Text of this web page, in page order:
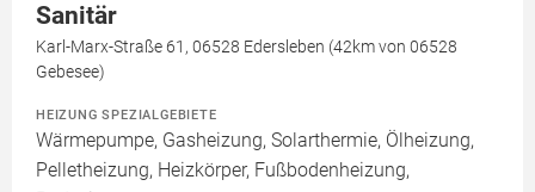
Sanitär
Karl-Marx-Straße 61, 06528 Edersleben (42km von 06528
Gebesee)
HEIZUNG SPEZIALGEBIETE
Wärmepumpe, Gasheizung, Solarthermie, Ölheizung,
Pelletheizung, Heizkörper, Fußbodenheizung,